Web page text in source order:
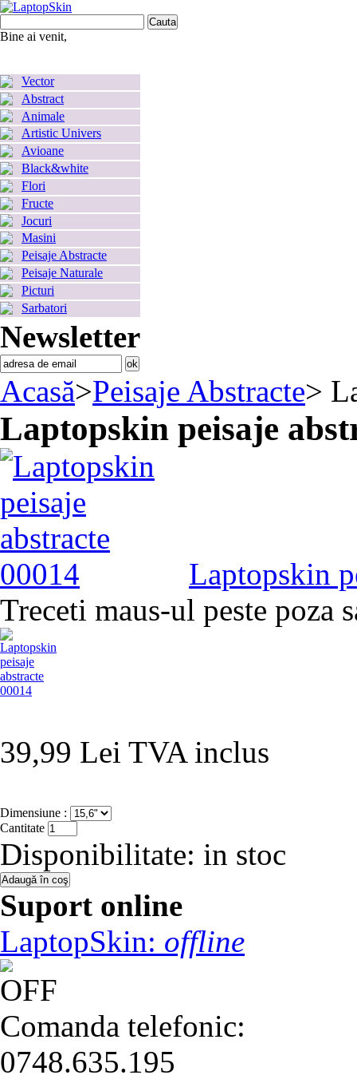
Bine ai venit,
Vector
Abstract
Animale
Artistic Univers
Avioane
Black&white
Flori
Fructe
Jocuri
Masini
Peisaje Abstracte
Peisaje Naturale
Picturi
Sarbatori
Newsletter
Acasă>Peisaje Abstracte>
Laptopskin peisaje
Laptopskin
Treceti maus-ul peste poza
39,99 Lei TVA inclus
Dimensiune :
Cantitate
Disponibilitate: in stoc
Suport online
LaptopSkin: offline
Comanda telefonic:
0748.635.195